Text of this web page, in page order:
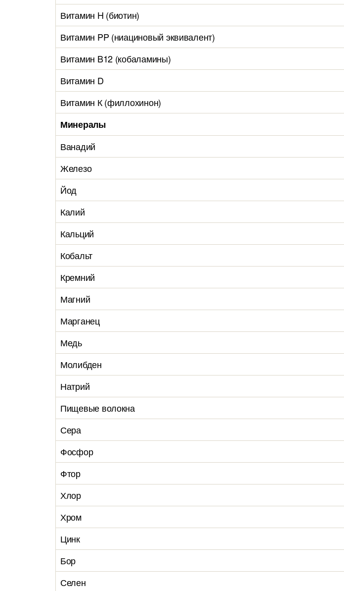
Витамин H (биотин)
Витамин PP (ниациновый эквивалент)
Витамин B12 (кобаламины)
Витамин D
Витамин К (филлохинон)
Минералы
Ванадий
Железо
Йод
Калий
Кальций
Кобальт
Кремний
Магний
Марганец
Медь
Молибден
Натрий
Пищевые волокна
Сера
Фосфор
Фтор
Хлор
Хром
Цинк
Бор
Селен